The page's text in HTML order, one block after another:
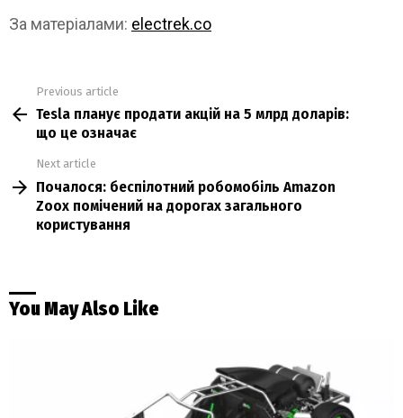
За матеріалами: electrek.co
more
Previous article
Tesla планує продати акцій на 5 млрд доларів:
що це означає
Next article
Почалося: беспілотний робомобіль Amazon
Zoox помічений на дорогах загального
користування
You May Also Like